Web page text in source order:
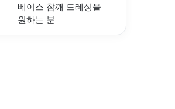
베이스 참깨 드레싱을
원하는 분